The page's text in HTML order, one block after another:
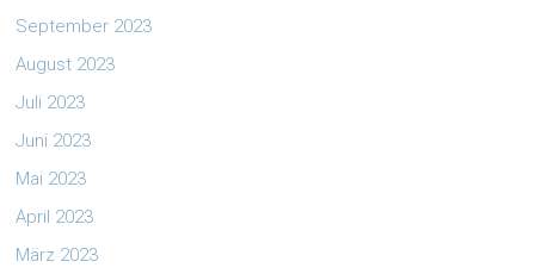
September 2023
August 2023
Juli 2023
Juni 2023
Mai 2023
April 2023
März 2023